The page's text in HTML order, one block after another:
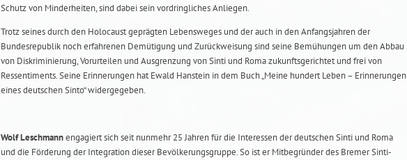
Schutz von Minderheiten, sind dabei sein vordringliches Anliegen.
Trotz seines durch den Holocaust geprägten Lebensweges und der auch in den Anfangsjahren der
Bundesrepublik noch erfahrenen Demütigung und Zurückweisung sind seine Bemühungen um den Abbau
von Diskriminierung, Vorurteilen und Ausgrenzung von Sinti und Roma zukunftsgerichtet und frei von
Ressentiments. Seine Erinnerungen hat Ewald Hanstein in dem Buch „Meine hundert Leben – Erinnerungen
eines deutschen Sinto“ widergegeben.
Wolf Leschmannengagiert sich seit nunmehr 25 Jahren für die Interessen der deutschen Sinti und Roma
und die Förderung der Integration dieser Bevölkerungsgruppe. So ist er Mitbegründer des Bremer Sinti-